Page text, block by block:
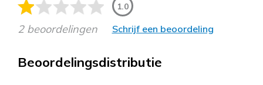
1.0
2 beoordelingen Schrijf een beoordeling
Beoordelingsdistributie